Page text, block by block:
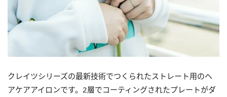
クレイツシリーズの最新技術でつくられたストレート用のヘ
アケアアイロンです。2層でコーティングされたプレートがダ